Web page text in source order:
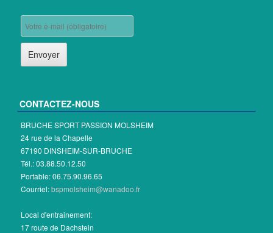
CONTACTEZ-NOUS
BRUCHE SPORT PASSION MOLSHEIM
24 rue de la Chapelle
67190 DINSHEIM-SUR-BRUCHE
Tél.: 03.88.50.12.50
Portable: 06.75.90.96.65
Courriel:bspmolsheim@wanadoo.fr
Local d'entrainement:
17 route de Dachstein